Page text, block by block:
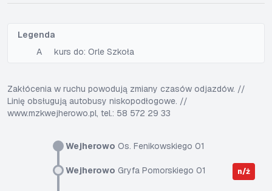
Wejherowo Os. Fenikowskiego 01
Wejherowo Gryfa Pomorskiego 01 n/ż
Legenda
A
kurs do: Orle Szkoła
Zakłócenia w ruchu powodują zmiany czasów odjazdów. //
Linię obsługują autobusy niskopodłogowe. //
www.mzkwejherowo.pl, tel.: 58 572 29 33